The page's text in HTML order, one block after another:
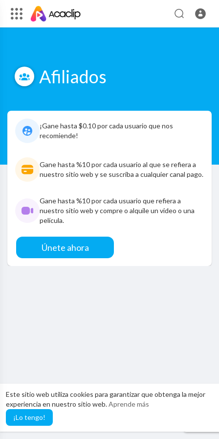
Este sitio web utiliza cookies para garantizar que obtenga la mejor
experiencia en nuestro sitio web.Aprende más
¡Lo tengo!
Afiliados
¡Gane hasta $0.10 por cada usuario que nos
recomiende!
Gane hasta %10 por cada usuario al que se refiera a
nuestro sitio web y se suscriba a cualquier canal pago.
Gane hasta %10 por cada usuario que refiera a
nuestro sitio web y compre o alquile un video o una
película.
Únete ahora